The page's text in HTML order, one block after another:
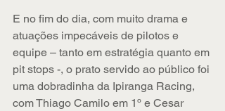
E no fim do dia, com muito drama e
atuações impecáveis de pilotos e
equipe – tanto em estratégia quanto em
pit stops -, o prato servido ao público foi
uma dobradinha da Ipiranga Racing,
com Thiago Camilo em 1º e Cesar